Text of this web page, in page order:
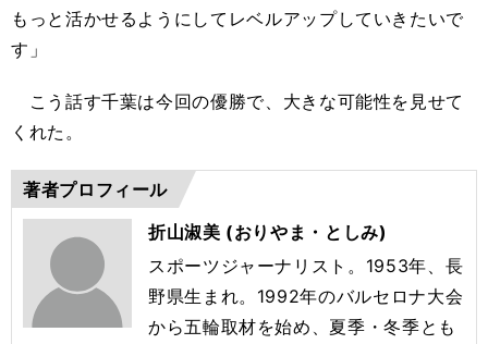
もっと活かせるようにしてレベルアップしていきたいで
す」
こう話す千葉は今回の優勝で、大きな可能性を見せて
くれた。
著者プロフィール
折山淑美 (おりやま・としみ)
スポーツジャーナリスト。1953年、長
野県生まれ。1992年のバルセロナ大会
から五輪取材を始め、夏季・冬季とも